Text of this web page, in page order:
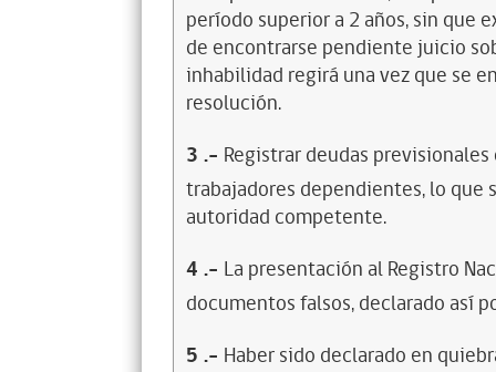
período superior a 2 años, sin que
de encontrarse pendiente juicio
inhabilidad regirá una vez que se
resolución.
3 .- Registrar deudas
trabajadores dependientes, lo
autoridad competente.
4 .- La presentación al Registro
documentos falsos, declarado así
5 .- Haber sido declarado en